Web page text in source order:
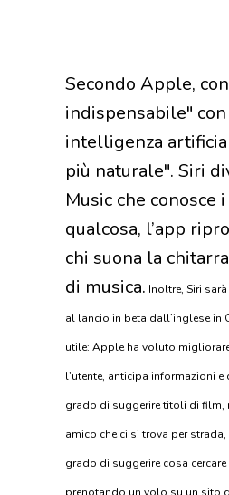
Secondo Apple,
indispensabile"
intelligenza
più naturale". Siri
Music che
qualcosa, l’app
chi suona la
di musica. Inoltre, Siri
al lancio in beta dall’inglese in
utile: Apple ha voluto
l’utente, anticipa informazioni
grado di suggerire titoli di film,
amico che ci si trova per
grado di suggerire cosa